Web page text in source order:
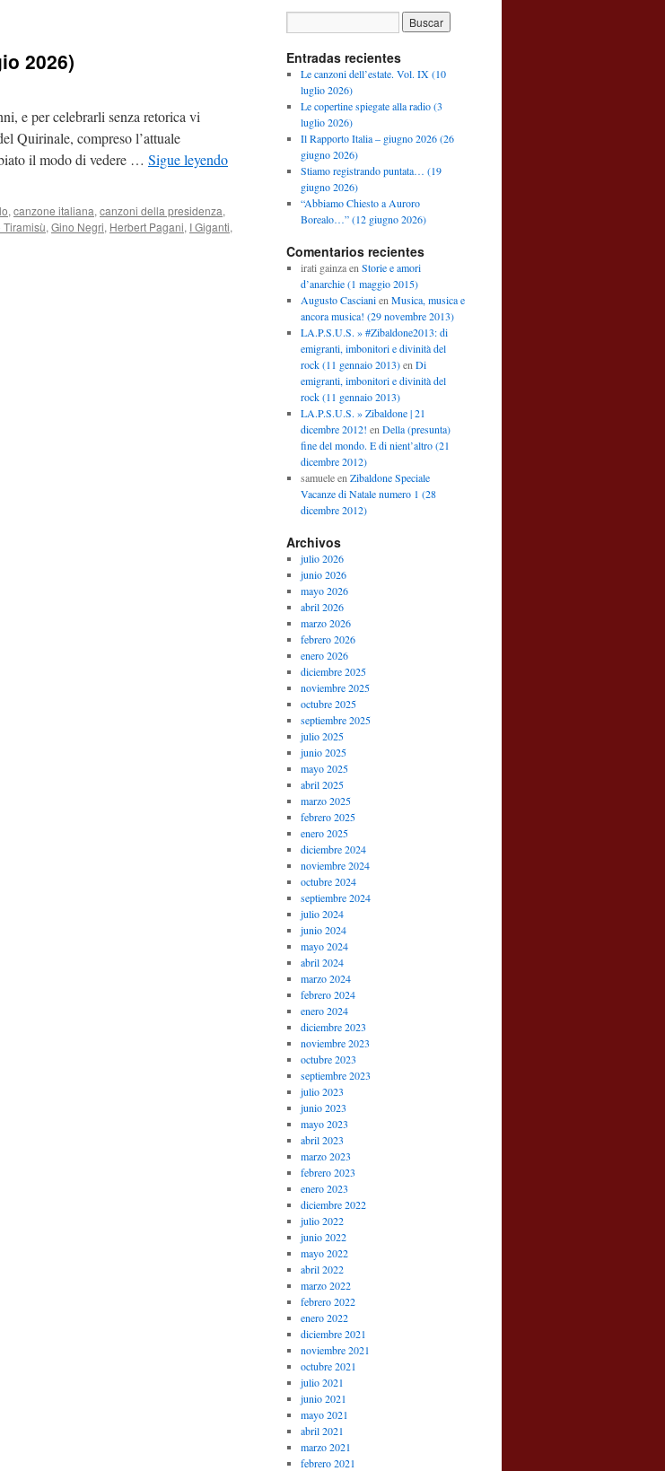
2026)
e per celebrarli senza retorica vi
Quirinale, compreso l’attuale
il modo di vedere … Sigue leyendo
, canzone italiana, canzoni della presidenza,
, Gino Negri, Herbert Pagani, I Giganti,
Entradas recientes
Le canzoni dell’estate. Vol. IX (10
luglio 2026)
Le copertine spiegate alla radio (3
luglio 2026)
Il Rapporto Italia – giugno 2026 (26
giugno 2026)
Stiamo registrando puntata… (19
giugno 2026)
“Abbiamo Chiesto a Auroro
Borealo…” (12 giugno 2026)
Comentarios recientes
irati gainzaen Storie e amori
d’anarchie (1 maggio 2015)
Augusto Cascianien Musica, musica e
ancora musica! (29 novembre 2013)
LA.P.S.U.S. » #Zibaldone2013: di
emigranti, imbonitori e divinità del
rock (11 gennaio 2013)en Di
emigranti, imbonitori e divinità del
rock (11 gennaio 2013)
LA.P.S.U.S. » Zibaldone | 21
dicembre 2012! en Della (presunta)
fine del mondo. E di nient’altro (21
dicembre 2012)
samueleen Zibaldone Speciale
Vacanze di Natale numero 1 (28
dicembre 2012)
Archivos
julio 2026
junio 2026
mayo 2026
abril 2026
marzo 2026
febrero 2026
enero 2026
diciembre 2025
noviembre 2025
octubre 2025
septiembre 2025
julio 2025
junio 2025
mayo 2025
abril 2025
marzo 2025
febrero 2025
enero 2025
diciembre 2024
noviembre 2024
octubre 2024
septiembre 2024
julio 2024
junio 2024
mayo 2024
abril 2024
marzo 2024
febrero 2024
enero 2024
diciembre 2023
noviembre 2023
octubre 2023
septiembre 2023
julio 2023
junio 2023
mayo 2023
abril 2023
marzo 2023
febrero 2023
enero 2023
diciembre 2022
julio 2022
junio 2022
mayo 2022
abril 2022
marzo 2022
febrero 2022
enero 2022
diciembre 2021
noviembre 2021
octubre 2021
julio 2021
junio 2021
mayo 2021
abril 2021
marzo 2021
febrero 2021